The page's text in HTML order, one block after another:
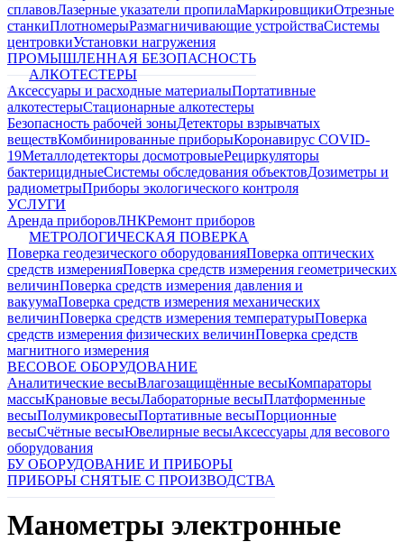
сплавовЛазерные указатели пропилаМаркировщикиОтрезные
станкиПлотномерыРазмагничивающие устройстваСистемы
центровкиУстановки нагружения
ПРОМЫШЛЕННАЯ БЕЗОПАСНОСТЬ
АЛКОТЕСТЕРЫ
Аксессуары и расходные материалыПортативные
алкотестерыСтационарные алкотестеры
Безопасность рабочей зоныДетекторы взрывчатых
веществКомбинированные приборыКоронавирус COVID-
19Металлодетекторы досмотровыеРециркуляторы
бактерицидныеСистемы обследования объектовДозиметры и
радиометрыПриборы экологического контроля
УСЛУГИ
Аренда приборовЛНКРемонт приборов
МЕТРОЛОГИЧЕСКАЯ ПОВЕРКА
Поверка геодезического оборудованияПоверка оптических
средств измеренияПоверка средств измерения геометрических
величинПоверка средств измерения давления и
вакуумаПоверка средств измерения механических
величинПоверка средств измерения температурыПоверка
средств измерения физических величинПоверка средств
магнитного измерения
ВЕСОВОЕ ОБОРУДОВАНИЕ
Аналитические весыВлагозащищённые весыКомпараторы
массыКрановые весыЛабораторные весыПлатформенные
весыПолумикровесыПортативные весыПорционные
весыСчётные весыЮвелирные весыАксессуары для весового
оборудования
БУ ОБОРУДОВАНИЕ И ПРИБОРЫ
ПРИБОРЫ СНЯТЫЕ С ПРОИЗВОДСТВА
Манометры электронные